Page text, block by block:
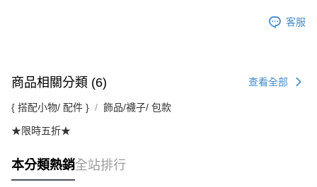
客服
商品相關分類 (6) 查看全部
{ 搭配小物/ 配件 } 飾品/襪子/ 包款
★限時五折★
本分類熱銷全站排行